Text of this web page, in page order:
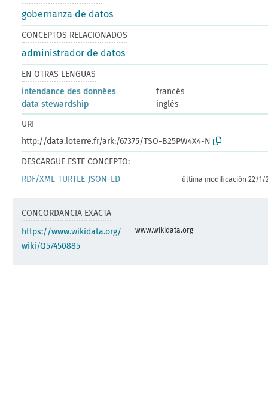
gobernanza de datos
CONCEPTOS RELACIONADOS
administrador de datos
EN OTRAS LENGUAS
intendance des données
francés
data stewardship
inglés
URI
http://data.loterre.fr/ark:/67375/TSO-B25PW4X4-N
DESCARGUE ESTE CONCEPTO:
RDF/XML TURTLE JSON-LD última modificación 22/1/
CONCORDANCIA EXACTA
https://www.wikidata.org/
wiki/Q57450885
www.wikidata.org